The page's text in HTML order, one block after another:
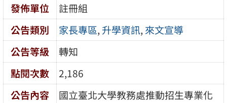
發佈單位
註冊組
公告類別
家長專區,升學資訊,來文宣導
公告等級
轉知
點閱次數
2,186
公告內容
國立臺北大學教務處推動招生專業化